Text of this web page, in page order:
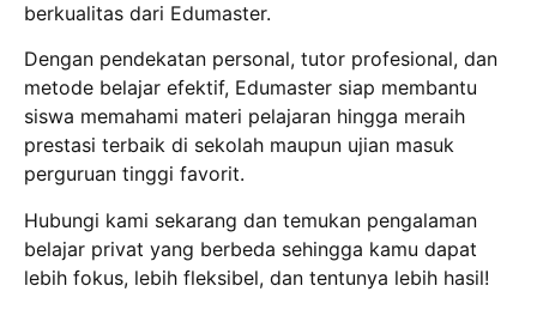
berkualitas dari Edumaster.
Dengan pendekatan personal, tutor profesional, dan
metode belajar efektif, Edumaster siap membantu
siswa memahami materi pelajaran hingga meraih
prestasi terbaik di sekolah maupun ujian masuk
perguruan tinggi favorit.
Hubungi kami sekarang dan temukan pengalaman
belajar privat yang berbeda sehingga kamu dapat
lebih fokus, lebih fleksibel, dan tentunya lebih hasil!